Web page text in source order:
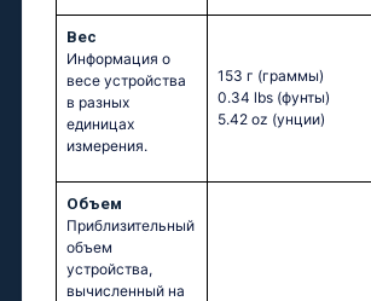
Вес
Информация о
весе устройства
в разных
единицах
измерения.
153 г (граммы)
0.34 lbs (фунты)
5.42 oz (унции)
Объем
Приблизительный
объем
устройства,
вычисленный на